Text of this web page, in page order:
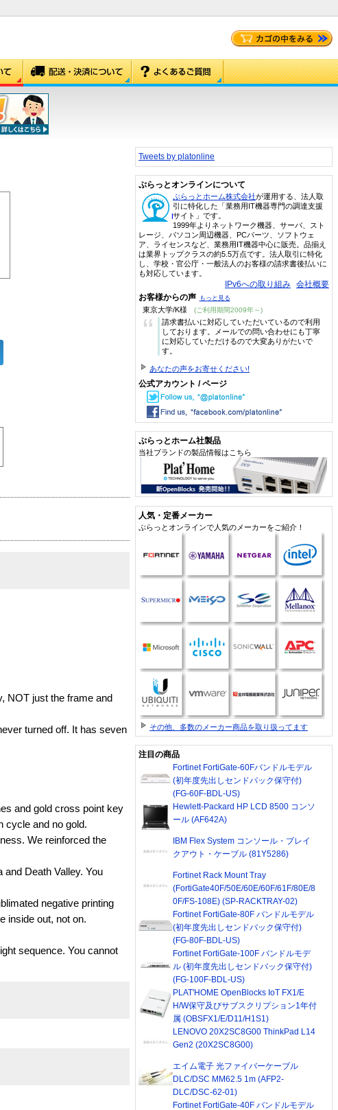
NOT just the frame and
turned off. It has seven
and gold cross point key
cycle and no gold.
We reinforced the
and Death Valley. You
negative printing
inside out, not on.
sequence. You cannot
Tweets by platonline
ぷらっとオンラインについて
ぷらっとホーム株式会社が運用する、法人取
引に特化した「業務用IT機器専門の調達支援
サイト」です。
1999年よりネットワーク機器、サーバ、スト
レージ、パソコン周辺機器、PCパーツ、ソフトウェ
ア、ライセンスなど、業務用IT機器中心に販売。品揃え
は業界トップクラスの約5.5万点です。法人取引に特化
し、学校・官公庁・一般法人のお客様の請求書後払いに
も対応しています。
IPv6への取り組み 会社概要
お客様からの声 もっと見る
東京大学/K様 (ご利用期間2009年～)
“
請求書払いに対応していただいているので利用
しております。メールでの問い合わせにも丁寧
に対応していただけるので大変ありがたいで
す。
あなたの声をお寄せください!
公式アカウント / ページ
ぷらっとホーム社製品
当社ブランドの製品情報はこちら
人気・定番メーカー
ぷらっとオンラインで人気のメーカーをご紹介！
その他、多数のメーカー商品を取り扱ってます
注目の商品
Fortinet FortiGate-60Fバンドルモデル
(初年度先出しセンドバック保守付)
(FG-60F-BDL-US)
Hewlett-Packard HP LCD 8500 コンソ
ール (AF642A)
IBM Flex System コンソール・ブレイ
クアウト・ケーブル (81Y5286)
Fortinet Rack Mount Tray
(FortiGate40F/50E/60E/60F/61F/80E/8
0F/FS-108E) (SP-RACKTRAY-02)
Fortinet FortiGate-80F バンドルモデル
(初年度先出しセンドバック保守付)
(FG-80F-BDL-US)
Fortinet FortiGate-100F バンドルモデ
ル (初年度先出しセンドバック保守付)
(FG-100F-BDL-US)
PLAT'HOME OpenBlocks IoT FX1/E
H/W保守及びサブスクリプション1年付
属 (OBSFX1/E/D11/H1S1)
LENOVO 20X2SC8G00 ThinkPad L14
Gen2 (20X2SC8G00)
エイム電子 光ファイバーケーブル
DLC/DSC MM62.5 1m (AFP2-
DLC/DSC-62-01)
Fortinet FortiGate-40F バンドルモデル